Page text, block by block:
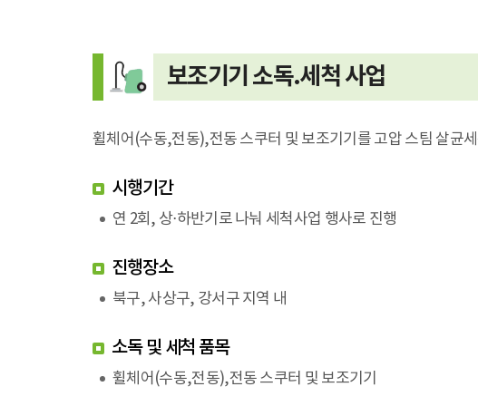
보조기기 소독.세척 사업
휠체어(수동,전동),전동 스쿠터 및 보조기기를 고압 스팀 살균
시행기간
연 2회, 상⋅하반기로 나눠 세척사업 행사로 진행
진행장소
북구, 사상구, 강서구 지역 내
소독 및 세척 품목
휠체어(수동,전동),전동 스쿠터 및 보조기기